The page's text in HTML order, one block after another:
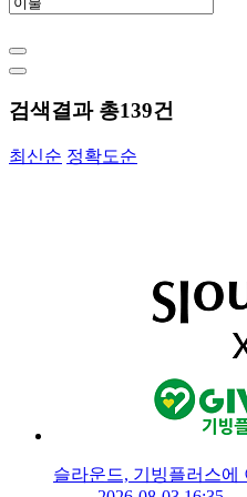
검색결과 총139건
최신순 정확도순
슬라운드, 기빙플러스